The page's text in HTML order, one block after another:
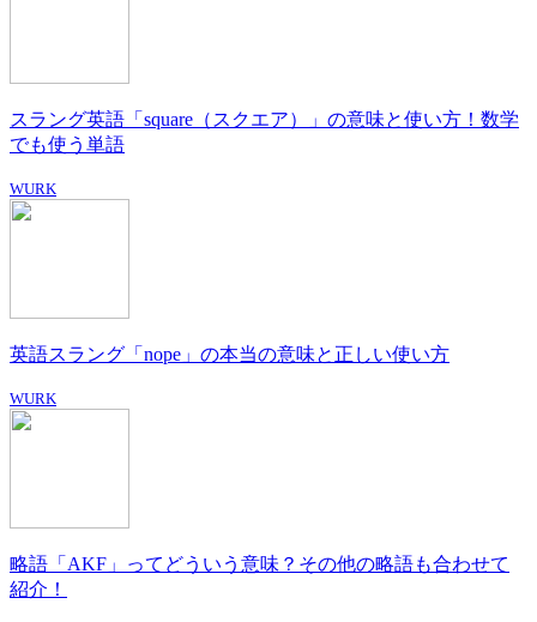
スラング英語「square（スクエア）」の意味と使い方！数学
でも使う単語
WURK
英語スラング「nope」の本当の意味と正しい使い方
WURK
略語「AKF」ってどういう意味？その他の略語も合わせて
紹介！